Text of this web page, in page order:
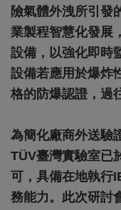
險氣體外洩所引發
業製程智慧化發展
設備，以強化即時
設備若應用於爆炸
格的防爆認證，過
為簡化廠商外送驗
TÜV臺灣實驗室已
可，具備在地執行
務能力。此次研討